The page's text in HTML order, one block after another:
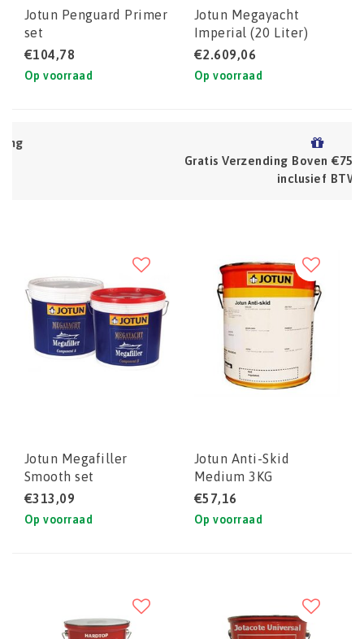
Jotun Penguard Primer
set
€104,78
Op voorraad
Jotun Megayacht
Imperial (20 Liter)
€2.609,06
Op voorraad
Gratis Verzending Boven €75 (NL) Prijzen zijn
Jotun Megafiller
Smooth set
€313,09
Op voorraad
Jotun Anti-Skid
Medium 3KG
€57,16
Op voorraad